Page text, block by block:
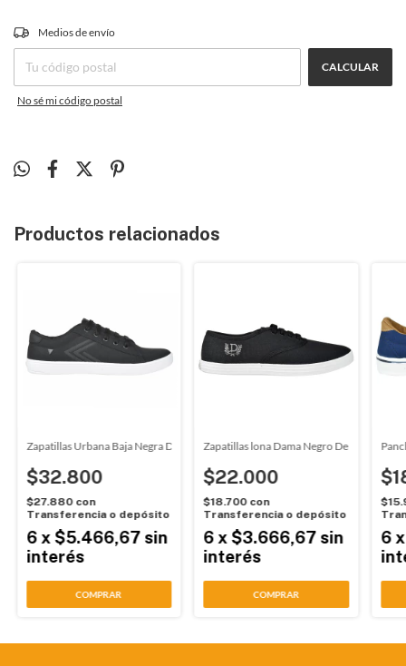
Entregas para el CP:
Medios de envío
CALCULAR
No sé mi código postal
Productos relacionados
Cemento Wembly (0803)
Zapatillas Urbana Baja Negra Deli (7331)
$32.800
$27.880 con
Transferencia o depósito
6 x$5.466,67 sin
interés
COMPRAR
Zapatillas lona Dama Negro Deli (3501)
$22.000
$18.700 con
Transferencia o depósito
6 x$3.666,67 sin
interés
COMPRAR
6